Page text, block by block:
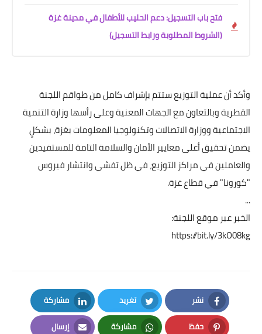
فتح باب التسجيل: دعم الحليب للأطفال في مدينة غزة
(الشروط المطلوبة ورابط التسجيل)
وأكد أن عملية التوزيع ستتم بإشراف كامل من طواقم اللجنة
القطرية وبالتعاون مع الجهات المعنية وعلى رأسها وزارة التنمية
الاجتماعية ووزارة الاتصالات وتكنولوجيا المعلومات بغزة، بشكلٍ
يضمن تحقيق أعلى معايير الأمان والسلامة التامة للمستفيدين
والعاملين في مراكز التوزيع، في ظل تفشي وانتشار فيروس
"كورونا" في قطاع غزة.
...
الخبر عبر موقع اللجنة:
https://bit.ly/3kO08kg
نشر
Facebook
تغريد
Twitter
مشاركة
LinkedIn
حفظ مشاركة إرسال